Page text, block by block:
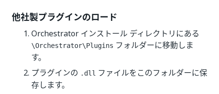
他社製プラグインのロード
Orchestrator インストール ディレクトリにある
\Orchestrator\Plugins フォルダーに移動しま
す。
プラグインの .dll ファイルをこのフォルダーに保
存します。